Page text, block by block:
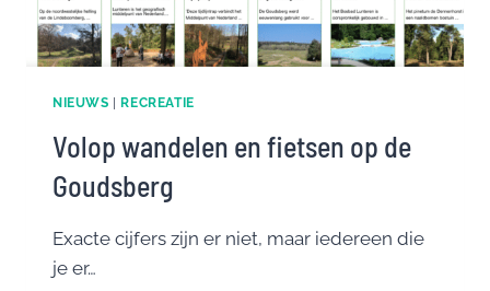
NIEUWS RECREATIE
Volop wandelen en fietsen op de
Goudsberg
Exacte cijfers zijn er niet, maar iedereen die
je er…